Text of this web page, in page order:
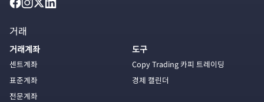
거래
거래계좌
센트계좌
표준계좌
전문계좌
도구
Copy Trading 카피 트레이딩
경제 캘린더